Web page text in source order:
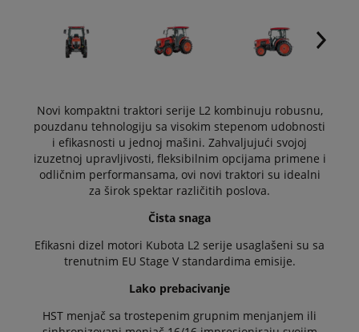
Novi kompaktni traktori serije L2 kombinuju robusnu,
pouzdanu tehnologiju sa visokim stepenom udobnosti
i efikasnosti u jednoj mašini. Zahvaljujući svojoj
izuzetnoj upravljivosti, fleksibilnim opcijama primene i
odličnim performansama, ovi novi traktori su idealni
za širok spektar različitih poslova.
Čista snaga
Efikasni dizel motori Kubota L2 serije usaglašeni su sa
trenutnim EU Stage V standardima emisije.
Lako prebacivanje
HST menjač sa trostepenim grupnim menjanjem ili